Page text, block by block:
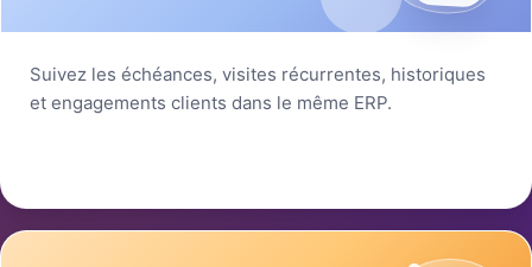
Suivez les échéances, visites récurrentes, historiques
et engagements clients dans le même ERP.